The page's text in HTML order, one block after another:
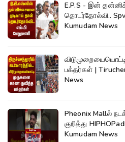
E.P.S - இன்
தொடர்தோல்வி.. Spvelumani
Kumudam News
பக்தர்கள் |
News
Pheonix Mallல்
குறித்து
Kumudam News